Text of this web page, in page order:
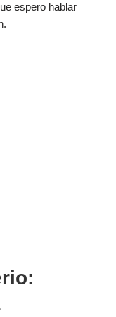
espero hablar